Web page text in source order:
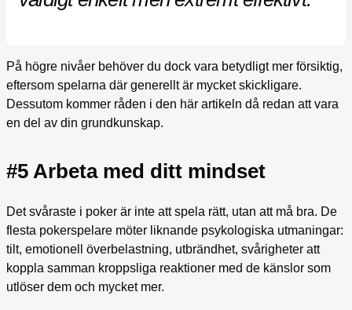
På högre nivåer behöver du dock vara betydligt mer försiktig,
eftersom spelarna där generellt är mycket skickligare.
Dessutom kommer råden i den här artikeln då redan att vara
en del av din grundkunskap.
#5 Arbeta med ditt mindset
Det svåraste i poker är inte att spela rätt, utan att må bra. De
flesta pokerspelare möter liknande psykologiska utmaningar:
tilt, emotionell överbelastning, utbrändhet, svårigheter att
koppla samman kroppsliga reaktioner med de känslor som
utlöser dem och mycket mer.